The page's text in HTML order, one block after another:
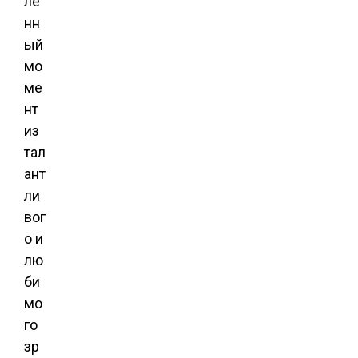
нн
ый
мо
ме
нт
из
тал
ант
ли
вог
о и
лю
би
мо
го
зр